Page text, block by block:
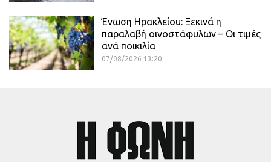
Ένωση Ηρακλείου: Ξεκινά η
παραλαβή οινοστάφυλων – Οι τιμές
ανά ποικιλία
07/08/2026 13:20